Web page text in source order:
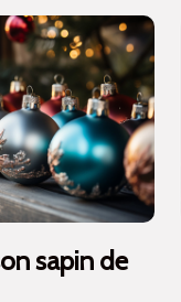
sapin de